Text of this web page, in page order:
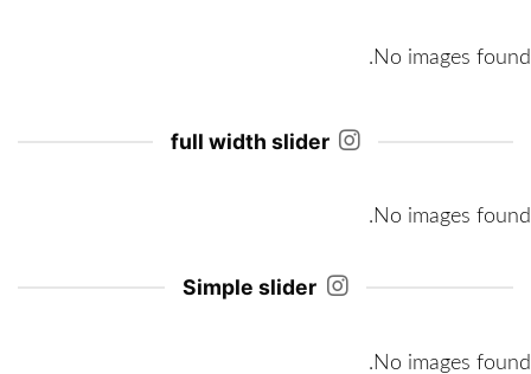
No images found.
full width slider
No images found.
Simple slider
No images found.